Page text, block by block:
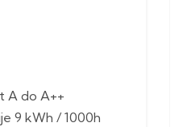
A do A++
9 kWh / 1000h